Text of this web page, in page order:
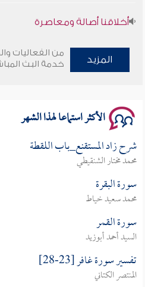
أخلاقنا أصالة ومعاصرة
وأمنهم من خوف 9
المزيد
من الفعاليات
خدمة البث
الأكثر استماعا لهذا الشهر
شرح زاد المستقنع_باب اللقطة
محمد مختار الشنقيطي
سورة البقرة
محمد سعيد خياط
سورة القمر
السيد أحمد أبوزيد
تفسير سورة غافر [23-28]
المنتصر الكتاني